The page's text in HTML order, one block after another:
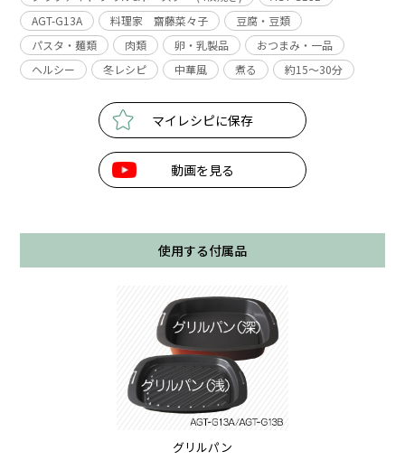
AGT-G13A
料理家 齋藤菜々子
豆腐・豆類
パスタ・麺類
肉類 卵・乳製品
おつまみ・一品
ヘルシー
冬レシピ 中華風 煮る 約15〜30分
マイレシピに保存
動画を見る
使用する付属品
グリルパン